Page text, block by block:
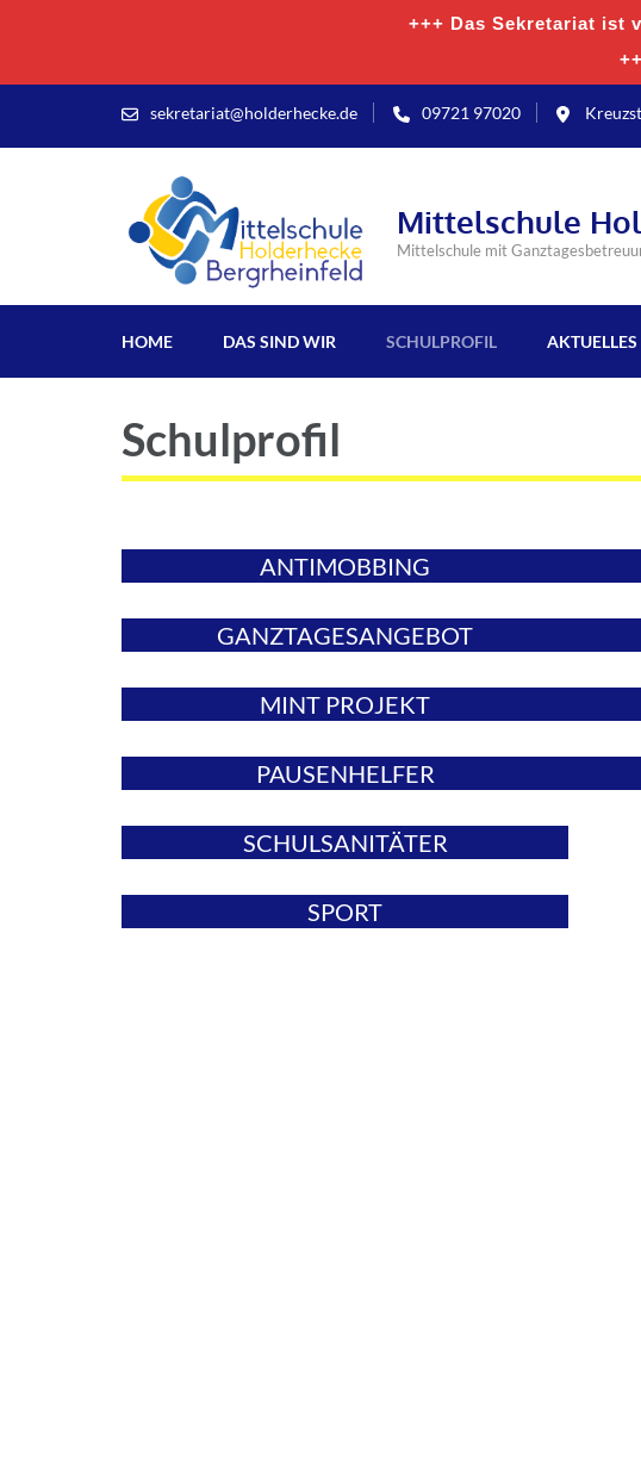
+++ Das Sekretariat ist
sekretariat@holderhecke.de 09721 97020
Mittelschule
Mittelschule mit
HOME DAS SIND WIR SCHULPROFIL AKTUELLES
Schulprofil
ANTIMOBBING
GANZTAGESANGEBOT
MINT PROJEKT
PAUSENHELFER
SCHULSANITÄTER
SPORT